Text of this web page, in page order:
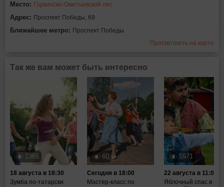
Место: Горкинско-Ометьевский лес
Адрес: Проспект Победы, 69
Ближайшее метро: Проспект Победы
Просмотреть на карте
Так же вам может быть интересно
1365
18 августа в 18:30
Зумба по-татарски
60
Сегодня в 18:00
Мастер-класс по
5971
22 августа в 11:00
Яблочный спас в